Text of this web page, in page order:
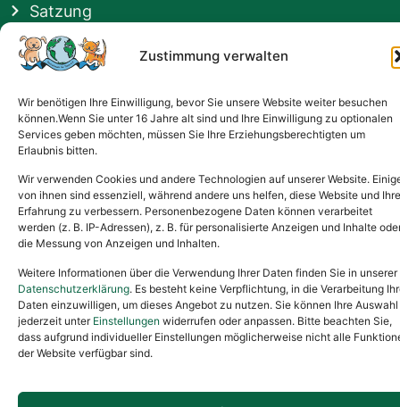
Zustimmung verwalten
Wir benötigen Ihre Einwilligung, bevor Sie unsere Website weiter besuchen
können.Wenn Sie unter 16 Jahre alt sind und Ihre Einwilligung zu optionalen
Services geben möchten, müssen Sie Ihre Erziehungsberechtigten um
Erlaubnis bitten.
Wir verwenden Cookies und andere Technologien auf unserer Website.
von ihnen sind essenziell, während andere uns helfen, diese Website und Ihre
Erfahrung zu verbessern. Personenbezogene Daten können verarbeitet
werden (z. B. IP-Adressen), z. B. für personalisierte Anzeigen und Inhalte
die Messung von Anzeigen und Inhalten.
Weitere Informationen über die Verwendung Ihrer Daten finden Sie in unserer
Datenschutzerklärung. Es besteht keine Verpflichtung, in die Verarbeitung
Daten einzuwilligen, um dieses Angebot zu nutzen. Sie können Ihre Auswahl
jederzeit unter Einstellungen widerrufen oder anpassen. Bitte beachten Sie,
dass aufgrund individueller Einstellungen möglicherweise nicht alle
der Website verfügbar sind.
Satzung
Vermittlung & Gebühren